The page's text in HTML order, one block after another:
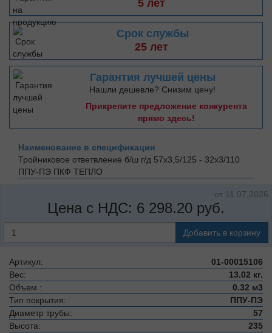
5 лет
Срок службы
25 лет
Гарантия лучшей цены
Нашли дешевле? Снизим цену!
Прикрепите предложение конкурента
прямо здесь!
Наименование в спецификации
Тройниковое ответвление б/ш г/д 57х3,5/125 - 32х3/110
ППУ-ПЭ ПКФ ТЕПЛО
от 11.07.2026
Цена с НДС: 6 298.20 руб.
Добавить в корзину
Артикул:
01-00015106
Вес:
13.02 кг.
Объем :
0.32 м3
Тип покрытия:
ППУ-ПЭ
Диаметр трубы:
57
Высота:
235